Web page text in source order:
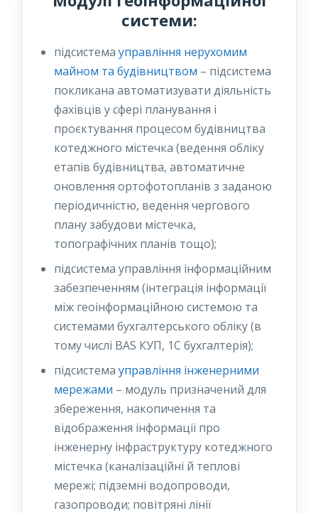
системи:
підсистема управління нерухомим
майном та будівництвом – підсистема
покликана автоматизувати діяльність
фахівців у сфері планування і
проєктування процесом будівництва
котеджного містечка (ведення обліку
етапів будівництва, автоматичне
оновлення ортофотопланів з заданою
періодичністю, ведення чергового
плану забудови містечка,
топографічних планів тощо);
підсистема управління інформаційним
забезпеченням (інтеграція інформації
між геоінформаційною системою та
системами бухгалтерського обліку (в
тому числі BAS КУП, 1С бухгалтерія);
підсистема управління інженерними
мережами – модуль призначений для
збереження, накопичення та
відображення інформації про
інженерну інфраструктуру котеджного
містечка (каналізаційні й теплові
мережі; підземні водопроводи,
газопроводи; повітряні лінії